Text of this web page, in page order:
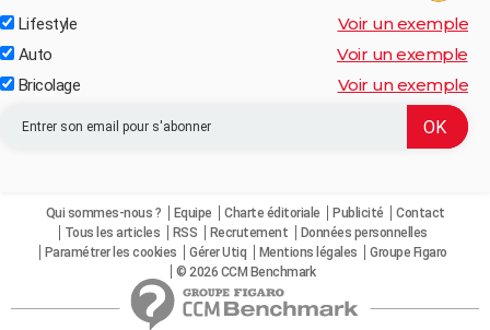
Lifestyle Voir un exemple
Auto Voir un exemple
Bricolage Voir un exemple
Qui sommes-nous ? Equipe Charte éditoriale Publicité
Contact
Tous les articles
RSS Recrutement
Données personnelles
Paramétrer les cookies
Gérer Utiq Mentions légales
Groupe Figaro
© 2026 CCM Benchmark